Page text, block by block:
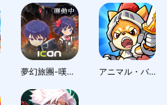
夢幻旅團-嘆氣的亡靈想隱退聯動 アニマル・バスターズ